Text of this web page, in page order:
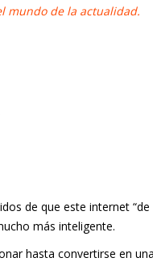
mundo de la actualidad.
de que este internet
más inteligente.
hasta convertirse en